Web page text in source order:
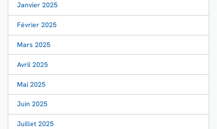
Janvier 2025
Février 2025
Mars 2025
Avril 2025
Mai 2025
Juin 2025
Juillet 2025